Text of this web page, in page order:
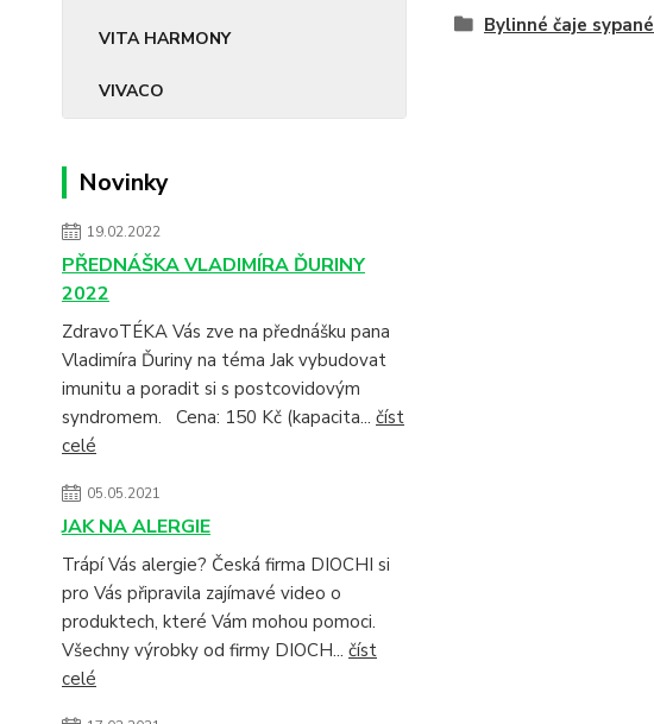
VITA HARMONY
VIVACO
Novinky
19.02.2022
PŘEDNÁŠKA VLADIMÍRA ĎURINY
2022
ZdravoTÉKA Vás zve na přednášku pana
Vladimíra Ďuriny na téma Jak vybudovat
imunitu a poradit si s postcovidovým
syndromem. Cena: 150 Kč (kapacita... číst
celé
05.05.2021
JAK NA ALERGIE
Trápí Vás alergie? Česká firma DIOCHI si
pro Vás připravila zajímavé video o
produktech, které Vám mohou pomoci.
Všechny výrobky od firmy DIOCH... číst
celé
Bylinné čaje sypané